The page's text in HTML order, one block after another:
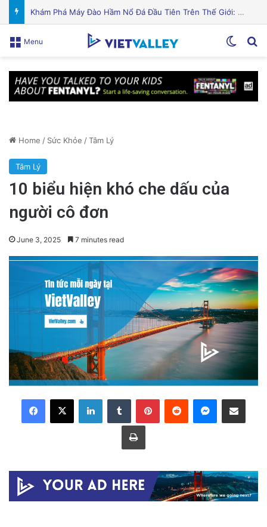
HMO và PPO: So sánh chi tiết và chọn kế hoạch chăm sóc sức khỏe phù hợp nhất cho bạn!
Menu
Home / Sức Khỏe /Tâm Lý
Tâm Lý
10 biểu hiện khó che dấu của
người cô đơn
June 3, 2025 7 minutes read
LinkedInTumblr PinterestReddit Messenger
Share via Email
Print